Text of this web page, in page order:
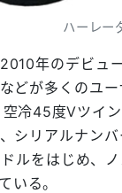
ハーレー
年のデビ
どが多くのユ
冷45度Vツイ
シリアルナン
ルをはじめ、
いる。